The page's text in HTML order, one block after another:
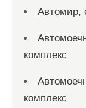
Автомир,
комплекс
комплекс